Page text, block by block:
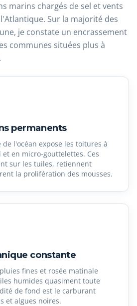
marins chargés de sel et vents
Sur la majorité des
je constate un encrassement
communes situées plus à
permanents
l'océan expose les toitures à
en micro-gouttelettes. Ces
sur les tuiles, retiennent
la prolifération des mousses.
constante
fines et rosée matinale
humides quasiment toute
de fond est le carburant
et algues noires.